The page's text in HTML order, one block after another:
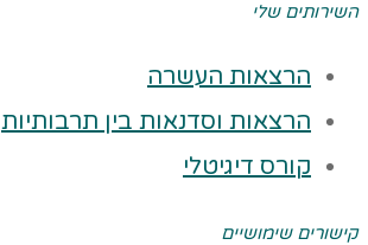
השירותים שלי
הרצאות העשרה
הרצאות וסדנאות בין תרבותיות
קורס דיגיטלי
קישורים שימושיים